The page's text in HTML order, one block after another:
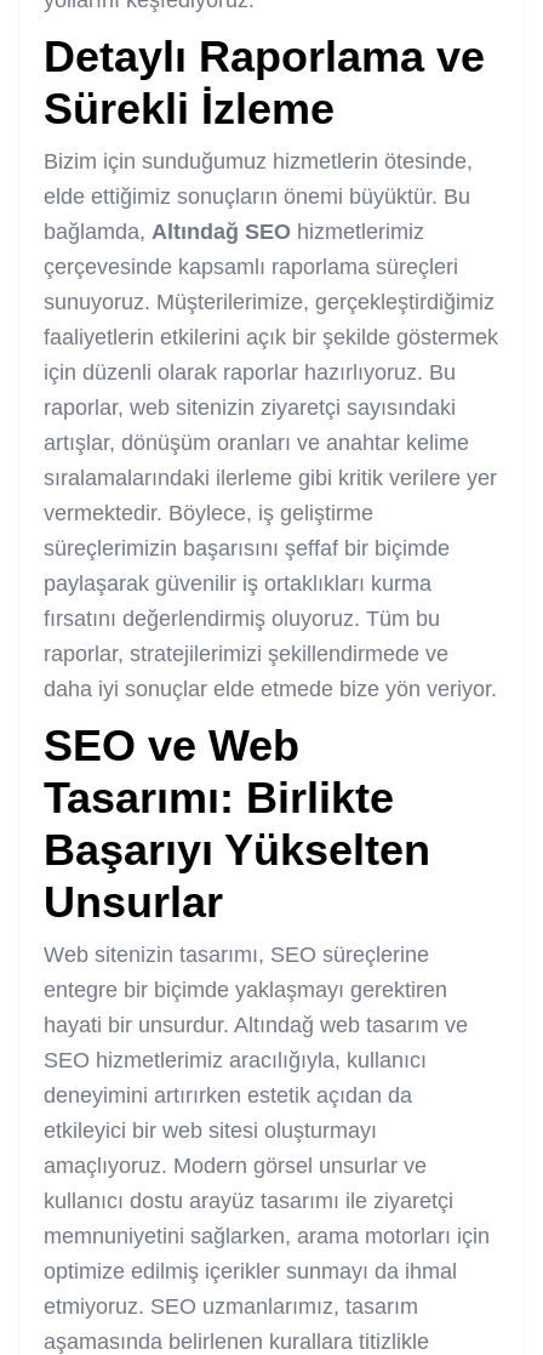
Detaylı Raporlama ve
Sürekli İzleme
Bizim için sunduğumuz hizmetlerin ötesinde,
elde ettiğimiz sonuçların önemi büyüktür. Bu
bağlamda, Altındağ SEO hizmetlerimiz
çerçevesinde kapsamlı raporlama süreçleri
sunuyoruz. Müşterilerimize, gerçekleştirdiğimiz
faaliyetlerin etkilerini açık bir şekilde göstermek
için düzenli olarak raporlar hazırlıyoruz. Bu
raporlar, web sitenizin ziyaretçi sayısındaki
artışlar, dönüşüm oranları ve anahtar kelime
sıralamalarındaki ilerleme gibi kritik verilere yer
vermektedir. Böylece, iş geliştirme
süreçlerimizin başarısını şeffaf bir biçimde
paylaşarak güvenilir iş ortaklıkları kurma
fırsatını değerlendirmiş oluyoruz. Tüm bu
raporlar, stratejilerimizi şekillendirmede ve
daha iyi sonuçlar elde etmede bize yön veriyor.
SEO ve Web
Tasarımı: Birlikte
Başarıyı Yükselten
Unsurlar
Web sitenizin tasarımı, SEO süreçlerine
entegre bir biçimde yaklaşmayı gerektiren
hayati bir unsurdur. Altındağ web tasarım ve
SEO hizmetlerimiz aracılığıyla, kullanıcı
deneyimini artırırken estetik açıdan da
etkileyici bir web sitesi oluşturmayı
amaçlıyoruz. Modern görsel unsurlar ve
kullanıcı dostu arayüz tasarımı ile ziyaretçi
memnuniyetini sağlarken, arama motorları için
optimize edilmiş içerikler sunmayı da ihmal
etmiyoruz. SEO uzmanlarımız, tasarım
aşamasında belirlenen kurallara titizlikle